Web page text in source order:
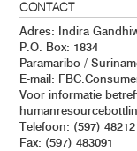
CONTACT
Adres: Indira
P.O. Box: 1834
Paramaribo /
E-mail:
Voor informatie
Telefoon: (597)
Fax: (597) 483091